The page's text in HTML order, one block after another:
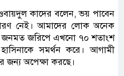
কাদের বলেন, ভয় পাবেন
নেই। আমাদের লোক অনেক
জনমত জরিপে এখনো ৭০ শতাংশ
সমর্থন করে। আগামী
জন্য অপেক্ষা করছে।